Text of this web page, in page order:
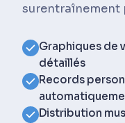
surentraînement
Graphiques de
détaillés
Records
Distribution